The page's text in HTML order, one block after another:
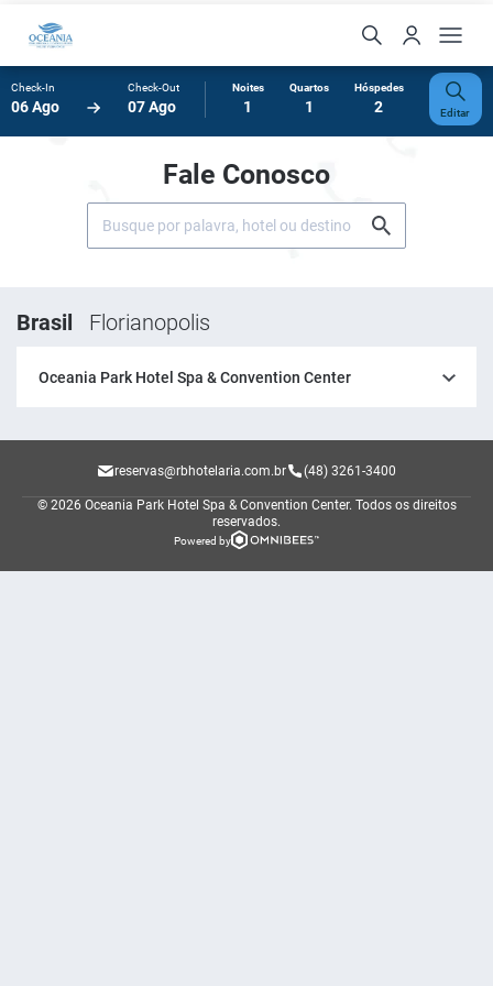
Check-In
06 Ago
Check-Out
07 Ago
Noites
1
Quartos
1
Hóspedes
2 Editar
Fale Conosco
Brasil Florianopolis
Oceania Park Hotel Spa & Convention Center
reservas@rbhotelaria.com.br (48) 3261-3400
© 2026 Oceania Park Hotel Spa & Convention Center. Todos os direitos
reservados.
Powered by